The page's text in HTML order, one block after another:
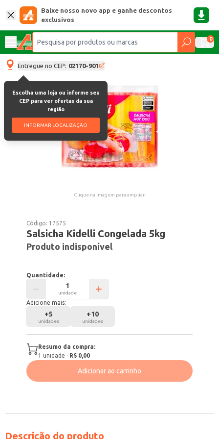
Baixe nosso novo app e ganhe descontos
exclusivos
0
Entregue no CEP: 02170-901
Escolha uma loja ou informe seu
CEP para ver ofertas da sua
região
INFORMAR LOCALIZAÇÃO
Clique na imagem para ampliar.
Código: 17575
Salsicha Kidelli Congelada 5kg
Produto indisponível
Quantidade:
unidade
Adicione mais:
+5
unidades
+10
unidades
Resumo da compra:
1 unidade · R$ 0,00
Adicionar ao carrinho
Descrição do produto